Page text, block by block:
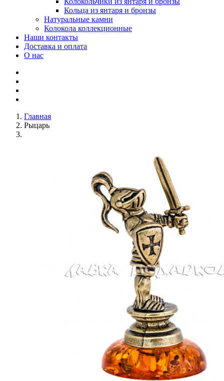
Кольца из янтаря и бронзы
Натуральные камни
Колокола коллекционные
Наши контакты
Доставка и оплата
О нас
Главная
Рыцарь